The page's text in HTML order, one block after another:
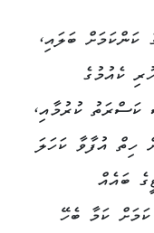
ކަންކަމަށް ބަލައި،
ކެއުމުގެ
ކަސްރަތު ކުރުމާއި،
ހިތް އުފާވާ ކަހަލަ
ބައެއް
ކަމާ ބެހޭ